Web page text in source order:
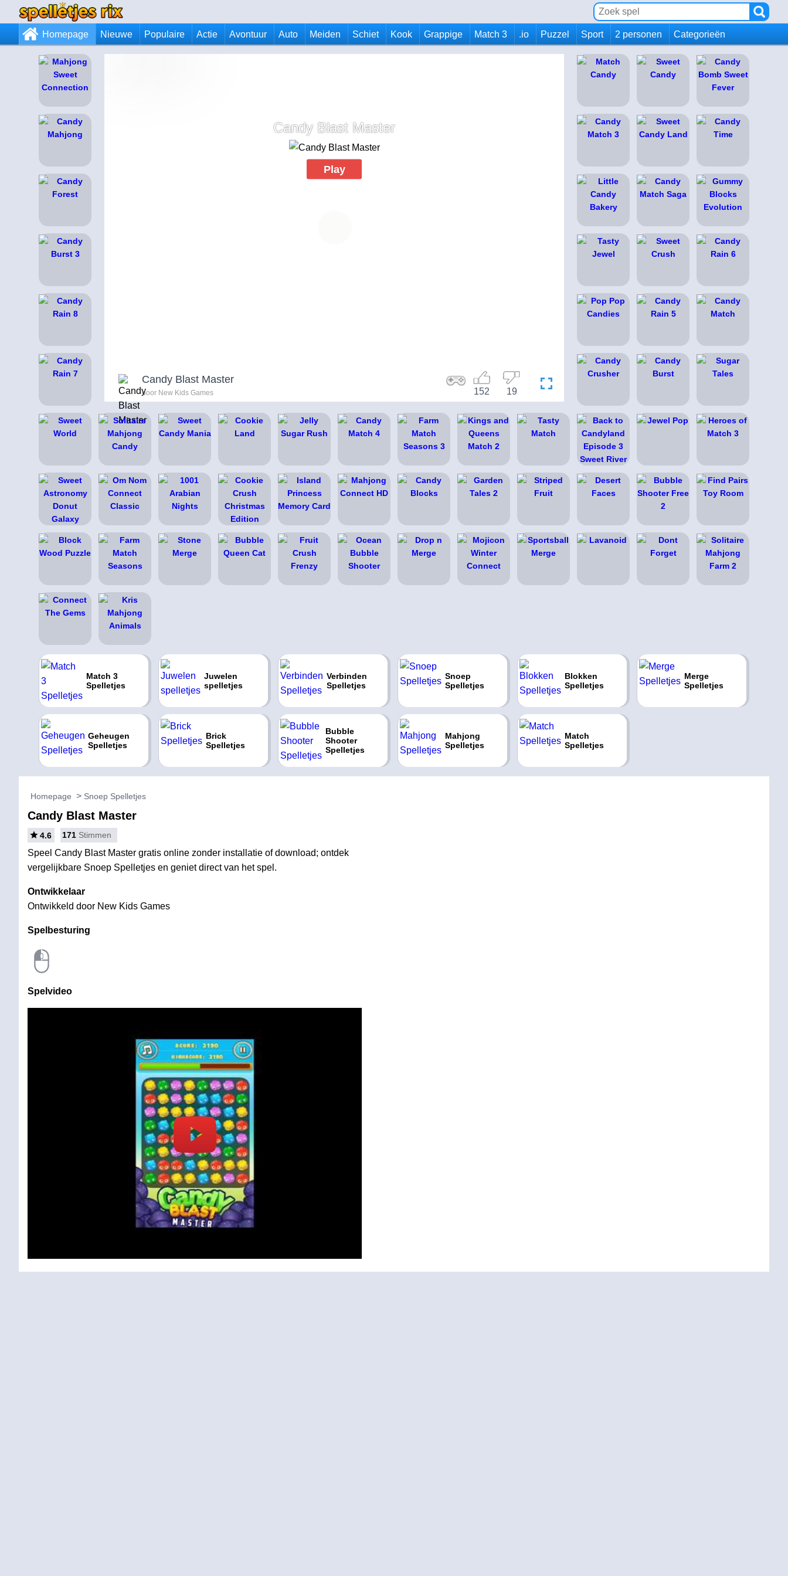
Homepage Nieuwe Populaire Actie Avontuur Auto Meiden Schiet Kook Grappige Match 3 .io Puzzel Sport 2 personen Categorieën
Candy Blast Master
Play
Candy Blast Master
door New Kids Games 19
152
Match 3
Spelletjes
Juwelen
spelletjes
Verbinden
Spelletjes
Snoep
Spelletjes
Blokken
Spelletjes
Merge
Spelletjes
Geheugen
Spelletjes
Brick
Spelletjes
Bubble
Shooter
Spelletjes
Mahjong
Spelletjes
Match
Spelletjes
Homepage Snoep Spelletjes
Candy Blast Master
4.6 171 Stimmen
Speel Candy Blast Master gratis online zonder installatie of download; ontdek
vergelijkbare Snoep Spelletjes en geniet direct van het spel.
Ontwikkelaar
Ontwikkeld door New Kids Games
Spelbesturing
Spelvideo